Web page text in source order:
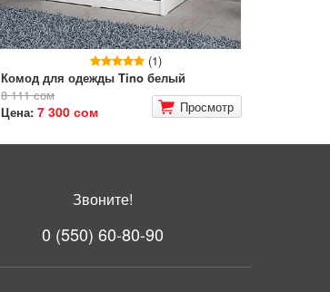
(1)
Комод для одежды Tino белый
8 111 сом
Цена: 7 300 сом Просмотр
Звоните!
0 (550) 60-80-90